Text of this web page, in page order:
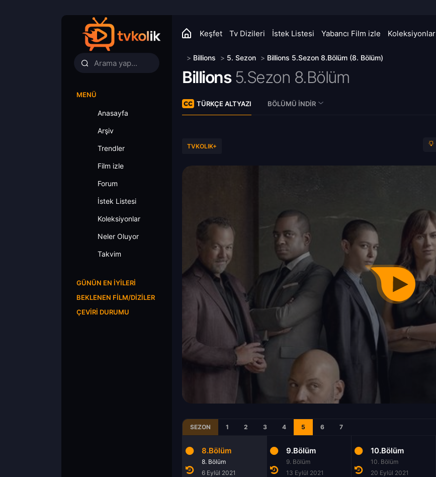
Keşfet Tv Dizileri İstek Listesi Yabancı Film izle Koleksiyonlar
MENÜ
Anasayfa
Arşiv
Trendler
Film izle
Forum
İstek Listesi
Koleksiyonlar
Neler Oluyor
Takvim
GÜNÜN EN İYILERI
BEKLENEN FILM/DIZILER
ÇEVIRI DURUMU
> Billions > 5. Sezon > Billions 5.Sezon 8.Bölüm (8. Bölüm)
Billions 5.Sezon 8.Bölüm
TÜRKÇE ALTYAZI BÖLÜMÜ İNDIR
TVKOLIK+
SEZON 1 2 3 4 5 6 7
8.Bölüm
8. Bölüm
6 Eylül 2021
9.Bölüm
9. Bölüm
13 Eylül 2021
10.Bölüm
10. Bölüm
20 Eylül 2021